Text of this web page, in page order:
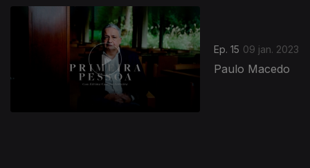
Ep. 15 09 jan. 2023
Paulo Macedo
831084